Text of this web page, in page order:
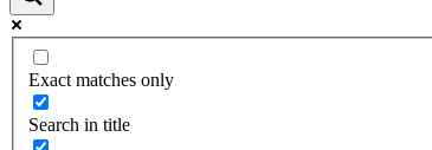
Exact matches only
Search in title